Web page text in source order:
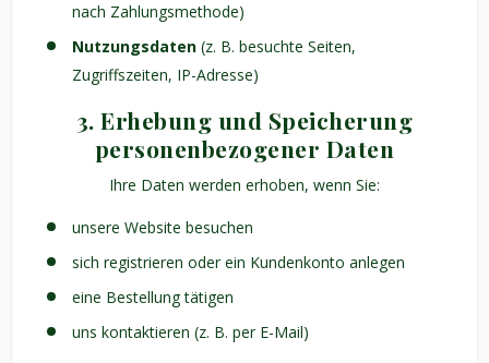
nach Zahlungsmethode)
Nutzungsdaten (z. B. besuchte Seiten,
Zugriffszeiten, IP-Adresse)
3. Erhebung und Speicherung
personenbezogener Daten
Ihre Daten werden erhoben, wenn Sie:
unsere Website besuchen
sich registrieren oder ein Kundenkonto anlegen
eine Bestellung tätigen
uns kontaktieren (z. B. per E-Mail)